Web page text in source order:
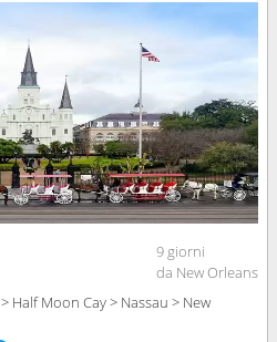
9 giorni
da New Orleans
Half Moon Cay > Nassau > New